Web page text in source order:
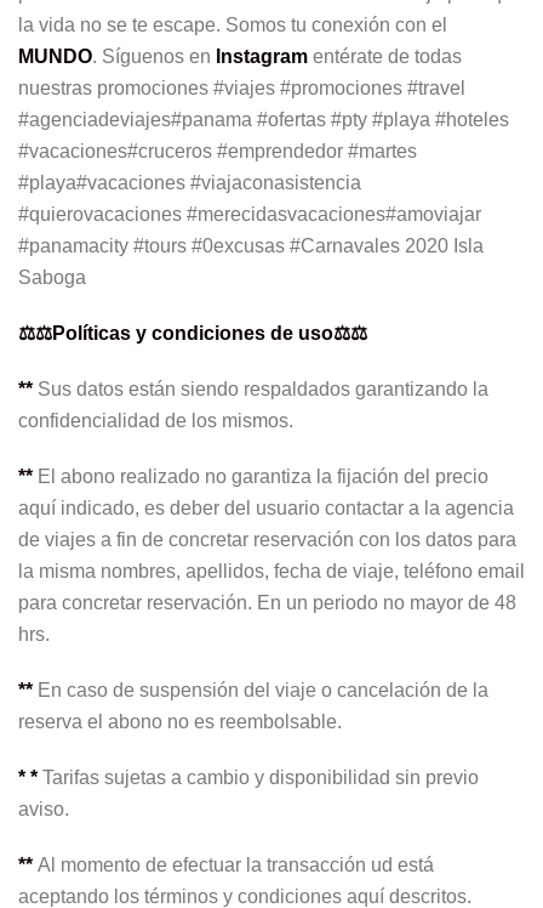
la vida no se te escape. Somos tu conexión con el
MUNDO. Síguenos en Instagram entérate de todas
nuestras promociones #viajes #promociones #travel
#agenciadeviajes#panama #ofertas #pty #playa #hoteles
#vacaciones#cruceros #emprendedor #martes
#playa#vacaciones #viajaconasistencia
#quierovacaciones #merecidasvacaciones#amoviajar
#panamacity #tours #0excusas #Carnavales 2020 Isla
Saboga
⚖️⚖️Políticas y condiciones de uso⚖️⚖️
** Sus datos están siendo respaldados garantizando la
confidencialidad de los mismos.
** El abono realizado no garantiza la fijación del precio
aquí indicado, es deber del usuario contactar a la agencia
de viajes a fin de concretar reservación con los datos para
la misma nombres, apellidos, fecha de viaje, teléfono email
para concretar reservación. En un periodo no mayor de 48
hrs.
** En caso de suspensión del viaje o cancelación de la
reserva el abono no es reembolsable.
* * Tarifas sujetas a cambio y disponibilidad sin previo
aviso.
** Al momento de efectuar la transacción ud está
aceptando los términos y condiciones aquí descritos.